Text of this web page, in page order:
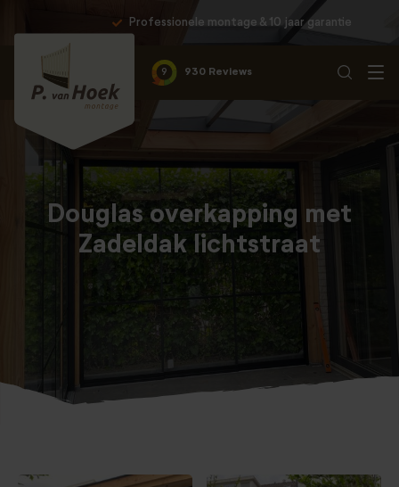
Professionele montage & 10 jaar garantie
9 930 Reviews
Douglas overkapping met
Zadeldak lichtstraat